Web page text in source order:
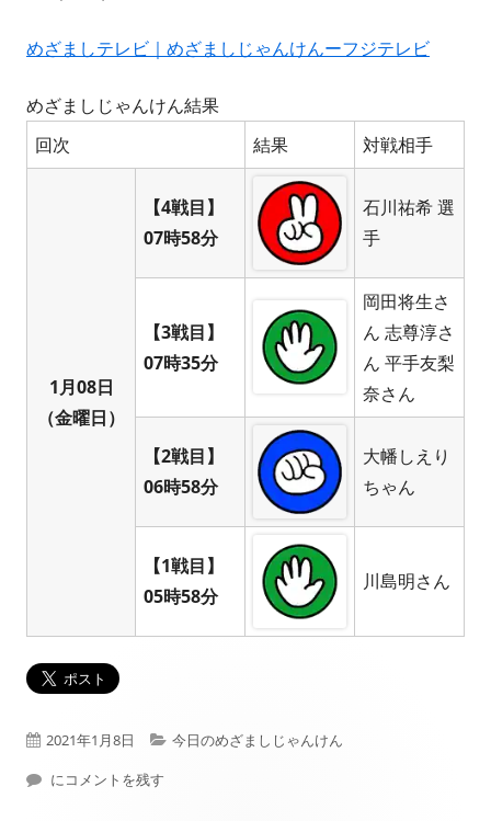
めざましテレビ｜めざましじゃんけんーフジテレビ
めざましじゃんけん結果
回次
結果 対戦相手
1月08日
（金曜日）
【4戦目】
07時58分
石川祐希 選
手
【3戦目】
07時35分
岡田将生さ
ん 志尊淳さ
ん 平手友梨
奈さん
【2戦目】
06時58分
大幡しえり
ちゃん
【1戦目】
05時58分
川島明さん
公
開
2021年1月8日
カ
今日のめざましじゃんけん
本日（2021年01月08日）フジテレビ： めざましじゃんけん 結果
にコメントを残す